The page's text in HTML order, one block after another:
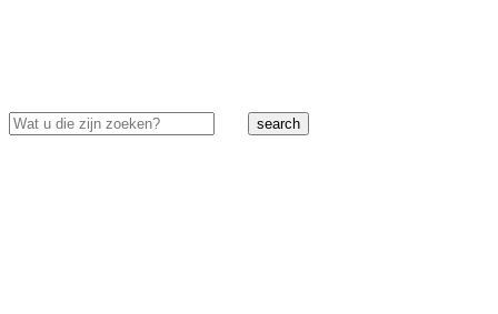
search